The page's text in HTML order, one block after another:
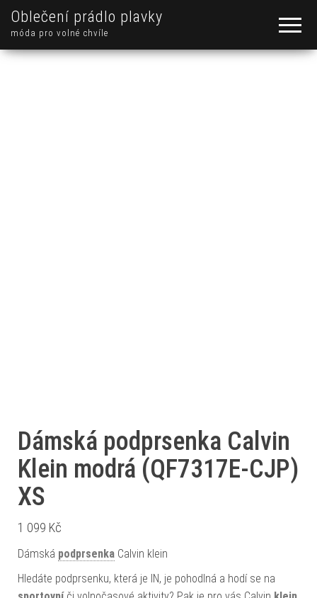
Oblečení prádlo plavky
móda pro volné chvíle
Dámská podprsenka Calvin
Klein modrá (QF7317E-CJP)
XS
1 099 Kč
Dámská podprsenka Calvin klein
Hledáte podprsenku, která je IN, je pohodlná a hodí se na